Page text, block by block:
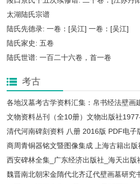
太湖陆氏宗谱
陆氏先德录: 一卷：[吴江] 一卷：[吴江]
陆氏家史: 五卷
陆氏世谱: 一百二十六卷，首一卷
考古
文物资料丛刊（全10册）文物出版社
清代河南碑刻资料 八册 2016版 PDF电子
商周青铜器铭文暨图像集成 上海古籍出版
魏晋南北朝宋金隋代北齐辽代壁画墓研究